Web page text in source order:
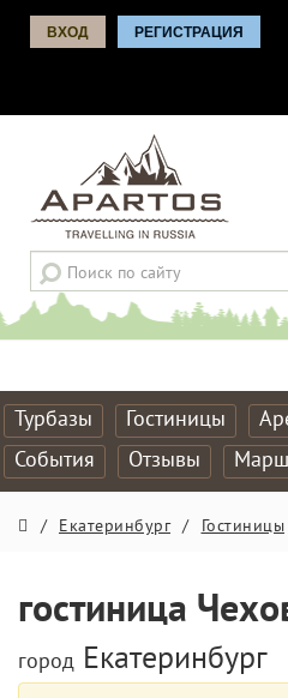
ВХОД РЕГИСТРАЦИЯ
Турбазы Гостиницы
События
Отзывы
/ Екатеринбург / Гостиницы
гостиница
город Екатеринбург